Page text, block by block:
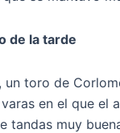
de la tarde
toro de
en el que
tandas muy